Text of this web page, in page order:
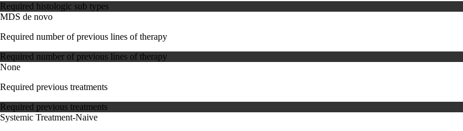
Required histologic sub types
MDS de novo
Required number of previous lines of therapy
Required number of previous lines of therapy
None
Required previous treatments
Required previous treatments
Systemic Treatment-Naive